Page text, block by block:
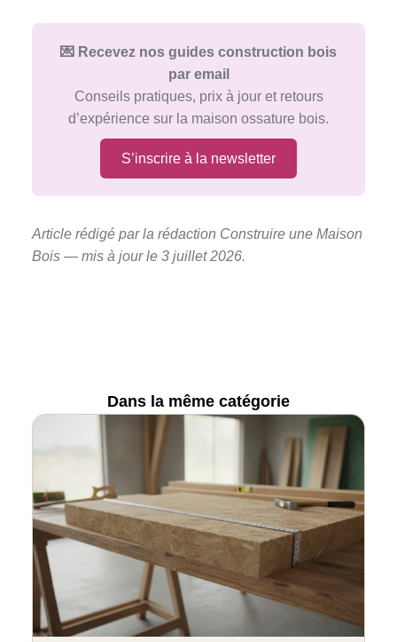
💌 Recevez nos guides construction bois
par email
Conseils pratiques, prix à jour et retours
d’expérience sur la maison ossature bois.
S’inscrire à la newsletter
Article rédigé par la rédaction Construire une Maison
Bois — mis à jour le 3 juillet 2026.
Dans la même catégorie